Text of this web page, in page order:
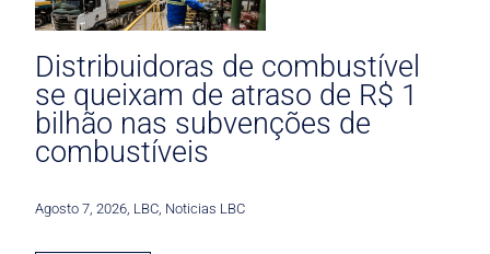
Distribuidoras de combustível
se queixam de atraso de R$ 1
bilhão nas subvenções de
combustíveis
Agosto 7, 2026 LBC Noticias LBC